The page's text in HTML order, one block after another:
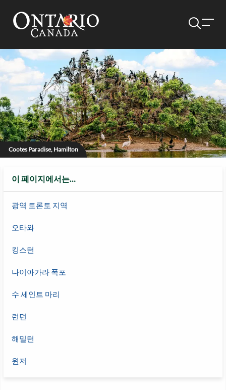
Cootes Paradise, Hamilton
이 페이지에서는…
광역 토론토 지역
오타와
킹스턴
나이아가라 폭포
수 세인트 마리
런던
해밀턴
윈저